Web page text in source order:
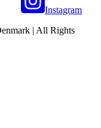
Instagram
| All Rights